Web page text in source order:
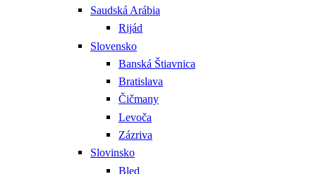
Saudská Arábia
Rijád
Slovensko
Banská Štiavnica
Bratislava
Čičmany
Levoča
Zázriva
Slovinsko
Bled